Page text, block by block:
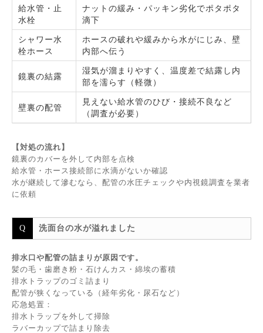
給水管・止
水栓
ナットの緩み・パッキン劣化でポタポタ
滴下
シャワー水
栓ホース
ホースの破れや緩みから水がにじみ、壁
内部へ伝う
鏡裏の結露
湿気が溜まりやすく、温度差で結露し内
部を濡らす（軽微）
壁裏の配管
見えない給水管のひび・接続不良など
（調査が必要）
【対処の流れ】
鏡裏のカバーを外して内部を点検
給水管・ホース接続部に水滴がないか確認
水が継続して滲むなら、配管の水圧チェックや内視鏡調査を業者
に依頼
洗面台の水が溢れました
排水口や配管の詰まりが原因です。
髪の毛・歯磨き粉・石けんカス・綿埃の蓄積
排水トラップのゴミ詰まり
配管が狭くなっている（経年劣化・尿石など）
応急処置：
排水トラップを外して掃除
ラバーカップで詰まり除去